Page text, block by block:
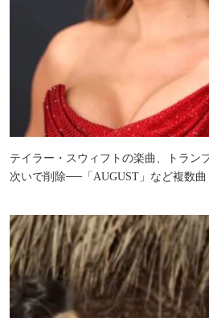
テイラー・スウィフトの楽曲、トラン
次いで削除──「AUGUST」など複数曲